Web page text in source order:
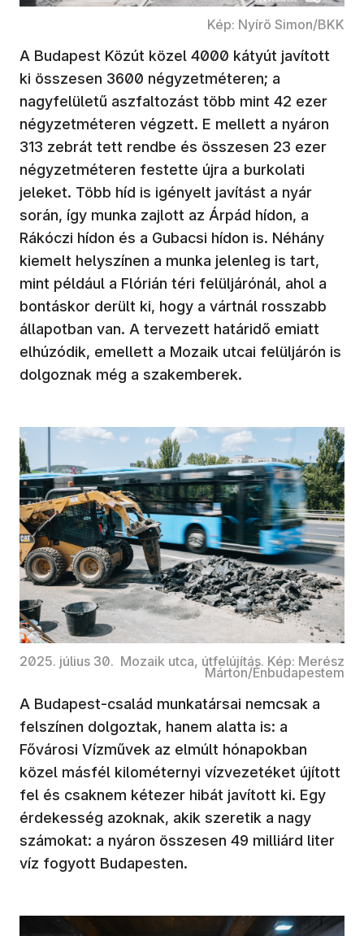
Kép: Nyírő Simon/BKK
A Budapest Közút közel 4000 kátyút javított
ki összesen 3600 négyzetméteren; a
nagyfelületű aszfaltozást több mint 42 ezer
négyzetméteren végzett. E mellett a nyáron
313 zebrát tett rendbe és összesen 23 ezer
négyzetméteren festette újra a burkolati
jeleket. Több híd is igényelt javítást a nyár
során, így munka zajlott az Árpád hídon, a
Rákóczi hídon és a Gubacsi hídon is. Néhány
kiemelt helyszínen a munka jelenleg is tart,
mint például a Flórián téri felüljárónál, ahol a
bontáskor derült ki, hogy a vártnál rosszabb
állapotban van. A tervezett határidő emiatt
elhúzódik, emellett a Mozaik utcai felüljárón is
dolgoznak még a szakemberek.
2025. július 30. Mozaik utca, útfelújítás. Kép: Merész
Márton/Énbudapestem
A Budapest-család munkatársai nemcsak a
felszínen dolgoztak, hanem alatta is: a
Fővárosi Vízművek az elmúlt hónapokban
közel másfél kilométernyi vízvezetéket újított
fel és csaknem kétezer hibát javított ki. Egy
érdekesség azoknak, akik szeretik a nagy
számokat: a nyáron összesen 49 milliárd liter
víz fogyott Budapesten.